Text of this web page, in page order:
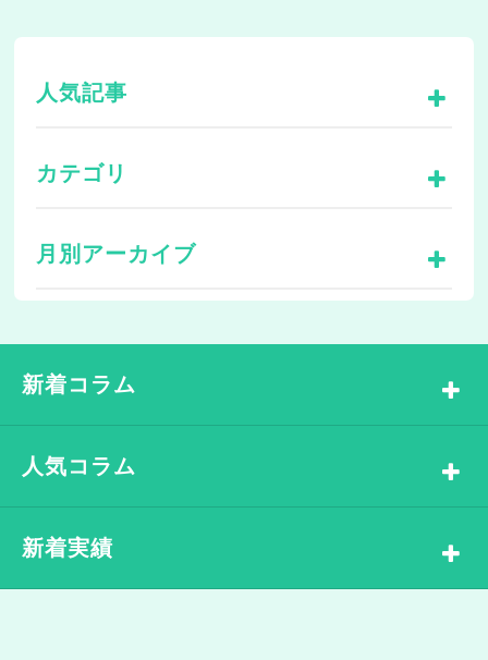
人気記事
カテゴリ
月別アーカイブ
新着コラム
人気コラム
新着実績